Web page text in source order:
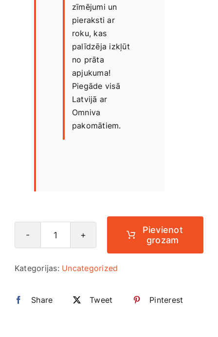
zīmējumi un
pieraksti ar
roku, kas
palīdzēja izkļūt
no prāta
apjukuma!
Piegāde visā
Latvijā ar
Omniva
pakomātiem.
Horaman
matrica
metode
Pievienot
grozam
Kategorijas: Uncategorized
Share Tweet Pinterest